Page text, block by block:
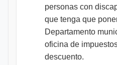
personas con
que tenga que
Departamento
oficina de
descuento.